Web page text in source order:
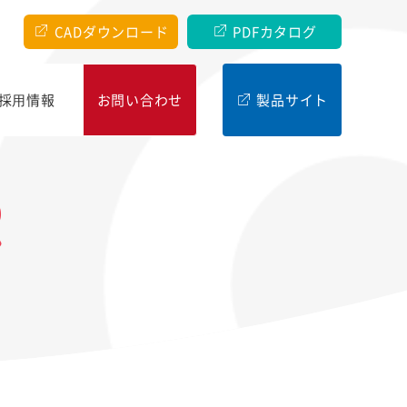
CADダウンロード PDFカタログ
⽤情報 お問い合わせ 製品サイト